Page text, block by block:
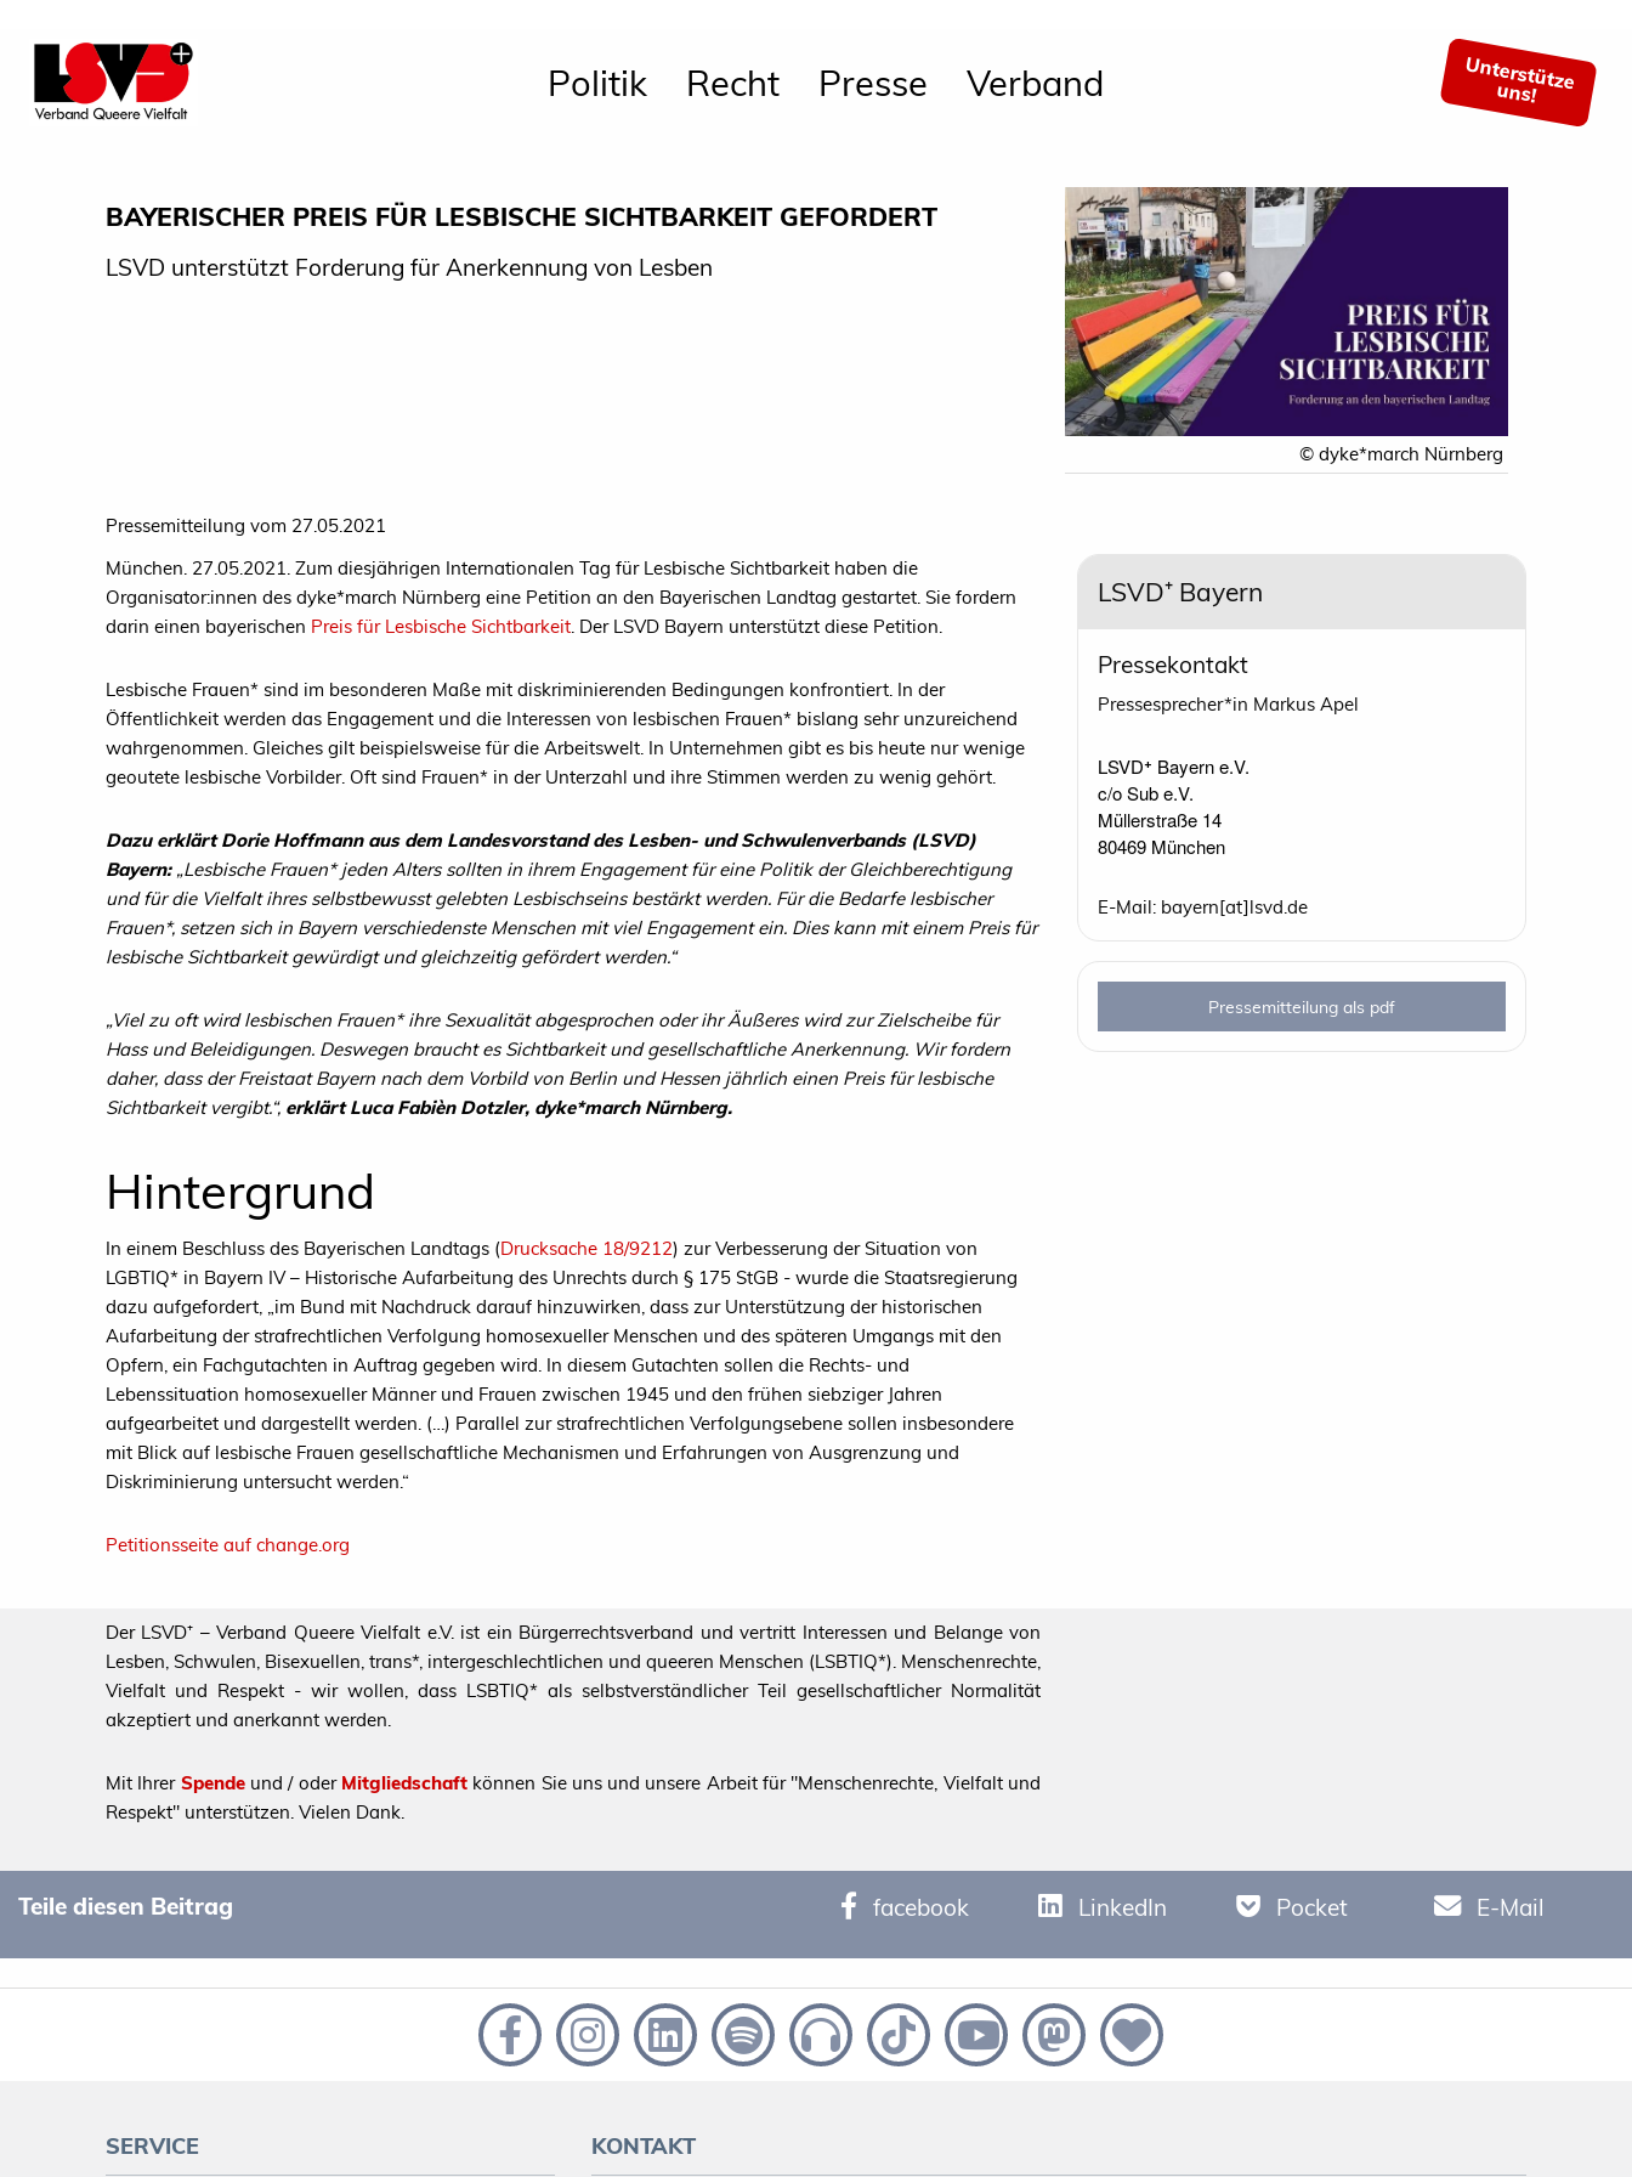
Politik Recht Presse Verband Unterstütze
uns!
BAYERISCHER PREIS FÜR LESBISCHE SICHTBARKEIT GEFORDERT
LSVD unterstützt Forderung für Anerkennung von Lesben
© dyke*march Nürnberg
Pressemitteilung vom 27.05.2021
München. 27.05.2021. Zum diesjährigen Internationalen Tag für Lesbische Sichtbarkeit haben die
Organisator:innen des dyke*march Nürnberg eine Petition an den Bayerischen Landtag gestartet. Sie fordern
darin einen bayerischen Preis für Lesbische Sichtbarkeit. Der LSVD Bayern unterstützt diese Petition.
Lesbische Frauen* sind im besonderen Maße mit diskriminierenden Bedingungen konfrontiert. In der
Öffentlichkeit werden das Engagement und die Interessen von lesbischen Frauen* bislang sehr unzureichend
wahrgenommen. Gleiches gilt beispielsweise für die Arbeitswelt. In Unternehmen gibt es bis heute nur wenige
geoutete lesbische Vorbilder. Oft sind Frauen* in der Unterzahl und ihre Stimmen werden zu wenig gehört.
Dazu erklärt Dorie Hoffmann aus dem Landesvorstand des Lesben- und Schwulenverbands (LSVD)
Bayern:„Lesbische Frauen* jeden Alters sollten in ihrem Engagement für eine Politik der Gleichberechtigung
und für die Vielfalt ihres selbstbewusst gelebten Lesbischseins bestärkt werden. Für die Bedarfe lesbischer
Frauen*, setzen sich in Bayern verschiedenste Menschen mit viel Engagement ein. Dies kann mit einem Preis für
lesbische Sichtbarkeit gewürdigt und gleichzeitig gefördert werden.“
„Viel zu oft wird lesbischen Frauen* ihre Sexualität abgesprochen oder ihr Äußeres wird zur Zielscheibe für
Hass und Beleidigungen. Deswegen braucht es Sichtbarkeit und gesellschaftliche Anerkennung. Wir fordern
daher, dass der Freistaat Bayern nach dem Vorbild von Berlin und Hessen jährlich einen Preis für lesbische
Sichtbarkeit vergibt.“, erklärt Luca Fabièn Dotzler, dyke*march Nürnberg.
Hintergrund
In einem Beschluss des Bayerischen Landtags (Drucksache 18/9212) zur Verbesserung der Situation von
LGBTIQ* in Bayern IV – Historische Aufarbeitung des Unrechts durch § 175 StGB - wurde die Staatsregierung
dazu aufgefordert, „im Bund mit Nachdruck darauf hinzuwirken, dass zur Unterstützung der historischen
Aufarbeitung der strafrechtlichen Verfolgung homosexueller Menschen und des späteren Umgangs mit den
Opfern, ein Fachgutachten in Auftrag gegeben wird. In diesem Gutachten sollen die Rechts- und
Lebenssituation homosexueller Männer und Frauen zwischen 1945 und den frühen siebziger Jahren
aufgearbeitet und dargestellt werden. (…) Parallel zur strafrechtlichen Verfolgungsebene sollen insbesondere
mit Blick auf lesbische Frauen gesellschaftliche Mechanismen und Erfahrungen von Ausgrenzung und
Diskriminierung untersucht werden.“
Petitionsseite auf change.org
LSVD⁺ Bayern
Pressekontakt
Pressesprecher*in Markus Apel
LSVD⁺ Bayern e.V.
c/o Sub e.V.
Müllerstraße 14
80469 München
E-Mail: bayern[at]lsvd.de
Pressemitteilung als pdf
Der LSVD⁺ – Verband Queere Vielfalt e.V. ist ein Bürgerrechtsverband und vertritt Interessen und Belange von
Lesben, Schwulen, Bisexuellen, trans*, intergeschlechtlichen und queeren Menschen (LSBTIQ*). Menschenrechte,
Vielfalt und Respekt - wir wollen, dass LSBTIQ* als selbstverständlicher Teil gesellschaftlicher Normalität
akzeptiert und anerkannt werden.
Mit Ihrer Spendeund / oder Mitgliedschaftkönnen Sie uns und unsere Arbeit für "Menschenrechte, Vielfalt und
Respekt" unterstützen. Vielen Dank.
Teile diesen Beitrag facebook LinkedIn Pocket E-Mail
SERVICE KONTAKT